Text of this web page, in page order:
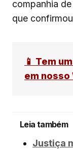
companhia
que
📱 Tem
em nosso
Leia também
Justiça